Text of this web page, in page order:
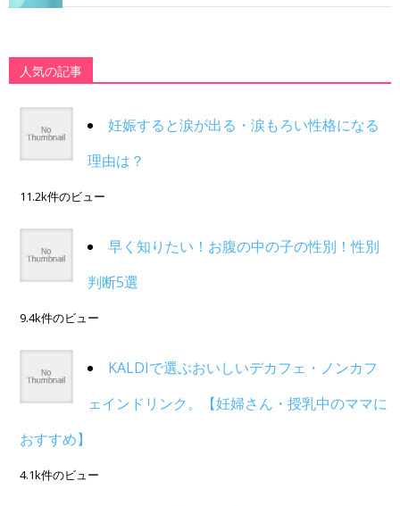
人気の記事
妊娠すると涙が出る・涙もろい性格になる
理由は？
11.2k件のビュー
早く知りたい！お腹の中の子の性別！性別
判断5選
9.4k件のビュー
KALDIで選ぶおいしいデカフェ・ノンカフ
ェインドリンク。【妊婦さん・授乳中のママに
おすすめ】
4.1k件のビュー